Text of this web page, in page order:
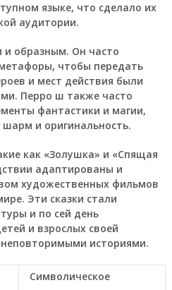
языке, что сделало их
аудитории.
и образным. Он часто
чтобы передать
и мест действия были
Перро ш также часто
фантастики и магии,
и оригинальность.
как «Золушка» и «Спящая
адаптированы и
художественных фильмов
Эти сказки стали
и по сей день
и взрослых своей
историями.
Символическое